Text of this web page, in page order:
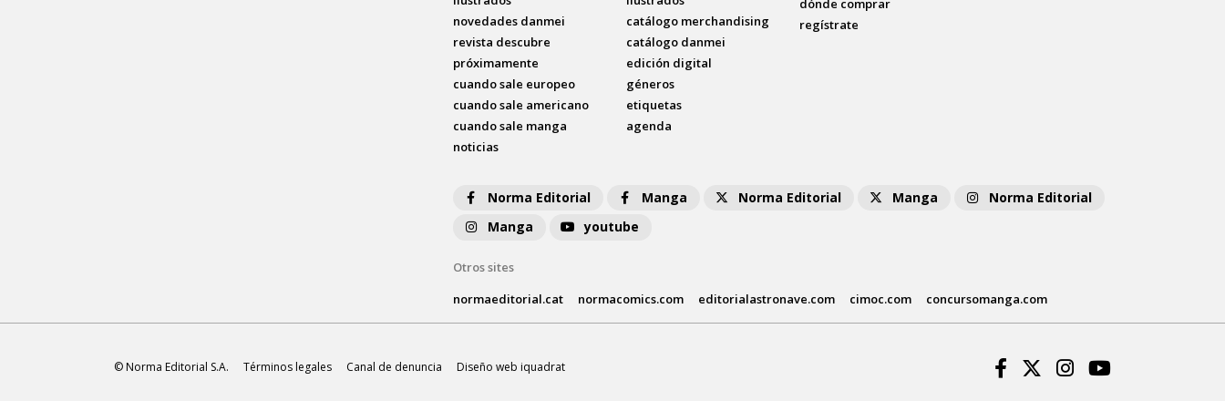
novedades danmei
revista descubre
próximamente
cuando sale europeo
cuando sale americano
cuando sale manga
noticias
catálogo merchandising
catálogo danmei
edición digital
géneros
etiquetas
agenda
dónde comprar
regístrate
Norma Editorial Manga Norma Editorial Manga
Norma Editorial
Manga
youtube
Otros sites
normaeditorial.cat
normacomics.com editorialastronave.com cimoc.com concursomanga.com
© Norma Editorial S.A. Términos legales Canal de denuncia Diseño web iquadrat Facebook
Twitter
Instagram
Youtube